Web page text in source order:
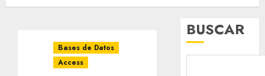
Bases de Datos
Access
BUSCAR